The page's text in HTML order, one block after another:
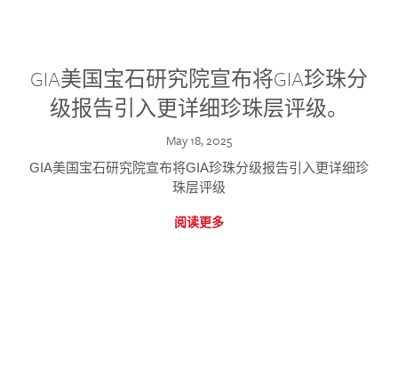
GIA美国宝石研究院宣布将GIA珍珠分
级报告引入更详细珍珠层评级。
May 18, 2025
GIA美国宝石研究院宣布将GIA珍珠分级报告引入更详细珍
珠层评级
阅读更多